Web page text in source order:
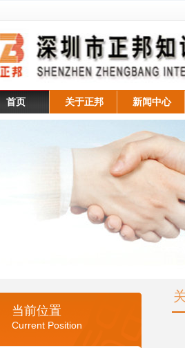
首页 关于正邦 新闻中心
当前位置
Current Position